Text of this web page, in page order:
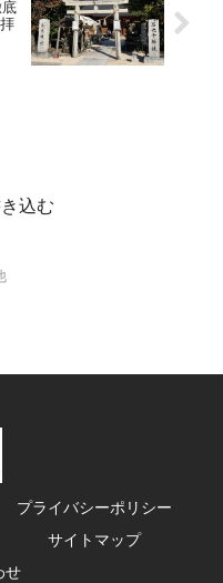
底
込む
プライバシーポリシー
サイトマップ
せ